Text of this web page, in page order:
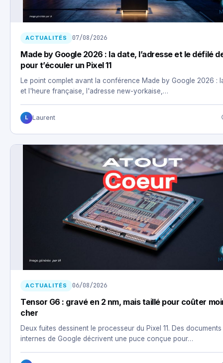
ACTUALITÉS 07/08/2026
Made by Google 2026 : la date, l’adresse et le défilé
pour t’écouler un Pixel 11
Le point complet avant la conférence Made by Google 2026 :
et l'heure française, l'adresse new-yorkaise,…
L Laurent
ACTUALITÉS 06/08/2026
Tensor G6 : gravé en 2 nm, mais taillé pour coûter
cher
Deux fuites dessinent le processeur du Pixel 11. Des documents
internes de Google décrivent une puce conçue pour…